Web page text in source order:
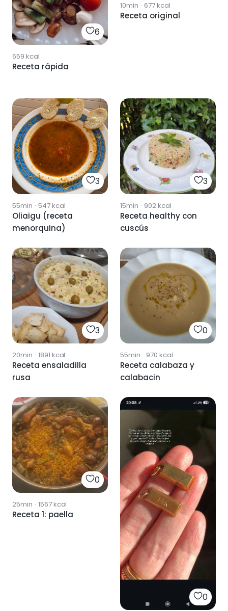
6
659 kcal
Receta rápida
10min · 677kcal
Receta original
3
55min · 547kcal
Oliaigu (receta
menorquina)
3
15min · 902kcal
Receta healthy con
cuscús
3
20min · 1891 kcal
Receta ensaladilla
rusa
0
55min · 970 kcal
Receta calabaza y
calabacin
0
25min · 1567kcal
Receta 1: paella
0